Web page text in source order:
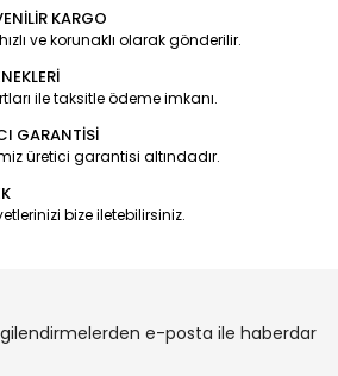
KARGO
ve korunaklı olarak gönderilir.
ile taksitle ödeme imkanı.
GARANTİSİ
üretici garantisi altındadır.
bize iletebilirsiniz.
e-posta ile haberdar